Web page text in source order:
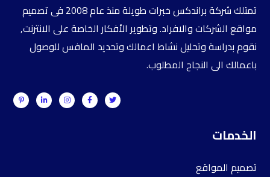
تمتلك شركة براندكس خبرات طويلة منذ عام 2008 فى تصميم
مواقع الشركات والافراد. وتطوير الأفكار الخاصة على الانترنت,
نقوم بدراسة وتحليل نشاط اعمالك وتحديد المافس للوصول
باعمالك الى النجاح المطلوب.
الخدمات
تصميم المواقع